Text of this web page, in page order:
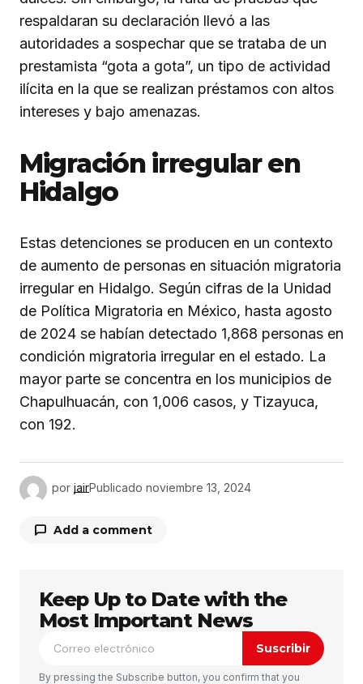
respaldaran su declaración llevó a las
autoridades a sospechar que se trataba de un
prestamista “gota a gota”, un tipo de actividad
ilícita en la que se realizan préstamos con altos
intereses y bajo amenazas.
Migración irregular en
Hidalgo
Estas detenciones se producen en un contexto
de aumento de personas en situación migratoria
irregular en Hidalgo. Según cifras de la Unidad
de Política Migratoria en México, hasta agosto
de 2024 se habían detectado 1,868 personas en
condición migratoria irregular en el estado. La
mayor parte se concentra en los municipios de
Chapulhuacán, con 1,006 casos, y Tizayuca,
con 192.
por jairPublicado noviembre 13, 2024
Add a comment
Tu dirección de correo electrónico no será
publicada. Los campos obligatorios están
marcados con*
Comentario *
Keep Up to Date with the
Most Important News
Suscribir
By pressing the Subscribe button, you confirm that you